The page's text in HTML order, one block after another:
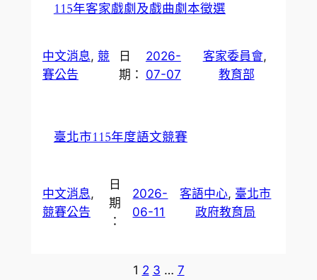
115年客家戲劇及戲曲劇本徵選
中文消息, 競
賽公告
日
期：
2026-
07-07
客家委員會
教育部
臺北市115年度語文競賽
中文消息
競賽公告
日
期
：
2026-
06-11
客語中心, 臺北市
政府教育局
1 2 3 … 7